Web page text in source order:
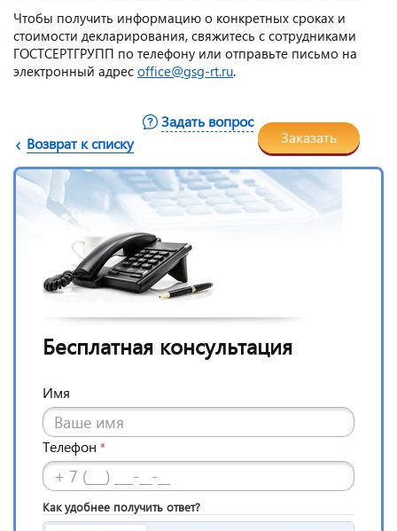
Чтобы получить информацию о конкретных сроках и
стоимости декларирования, свяжитесь с сотрудниками
ГОСТСЕРТГРУПП по телефону или отправьте письмо на
электронный адрес office@gsg-rt.ru.
Возврат к списку
Задать вопрос
Заказать
Бесплатная консультация
Имя
Телефон *
Как удобнее получить ответ?